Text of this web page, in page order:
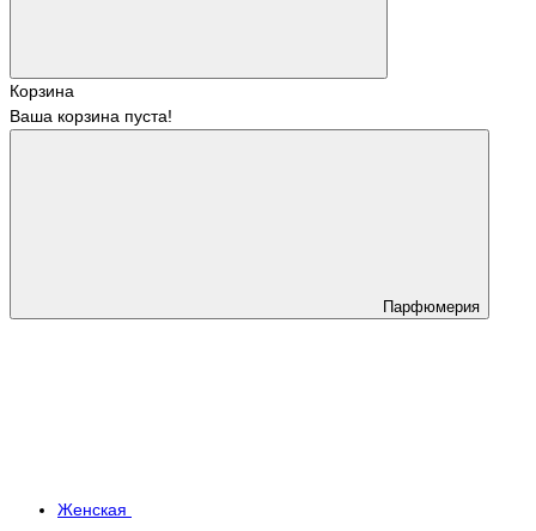
Корзина
Ваша корзина пуста!
Парфюмерия
Женская